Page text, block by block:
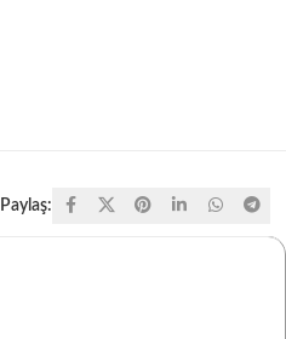
Paylaş: